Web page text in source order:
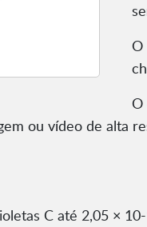
O
O
ou vídeo de alta
C até 2,05 ×